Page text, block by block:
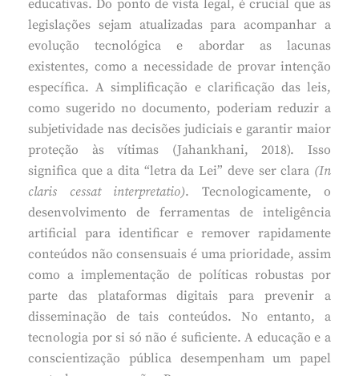
educativas. Do ponto de vista legal, é crucial que as
legislações sejam atualizadas para acompanhar a
evolução tecnológica e abordar as lacunas
existentes, como a necessidade de provar intenção
específica. A simplificação e clarificação das leis,
como sugerido no documento, poderiam reduzir a
subjetividade nas decisões judiciais e garantir maior
proteção às vítimas (Jahankhani, 2018). Isso
significa que a dita “letra da Lei” deve ser clara (In
claris cessat interpretatio). Tecnologicamente, o
desenvolvimento de ferramentas de inteligência
artificial para identificar e remover rapidamente
conteúdos não consensuais é uma prioridade, assim
como a implementação de políticas robustas por
parte das plataformas digitais para prevenir a
disseminação de tais conteúdos. No entanto, a
tecnologia por si só não é suficiente. A educação e a
conscientização pública desempenham um papel